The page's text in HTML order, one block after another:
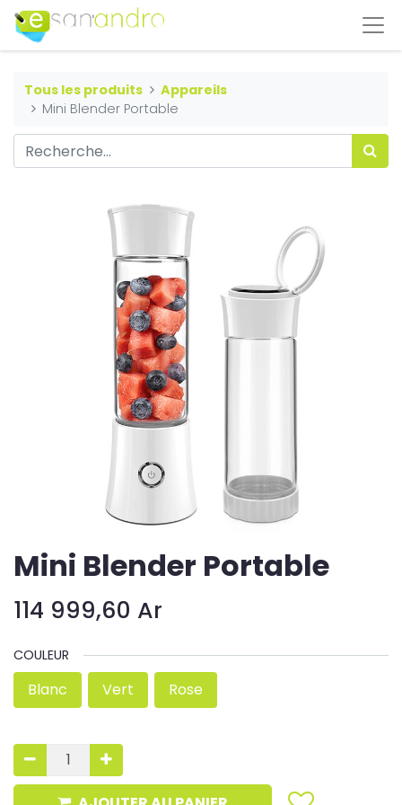
Tous les produits
Appareils
Mini Blender Portable
Mini Blender Portable
114 999,60 Ar
COULEUR
Blanc Vert Rose